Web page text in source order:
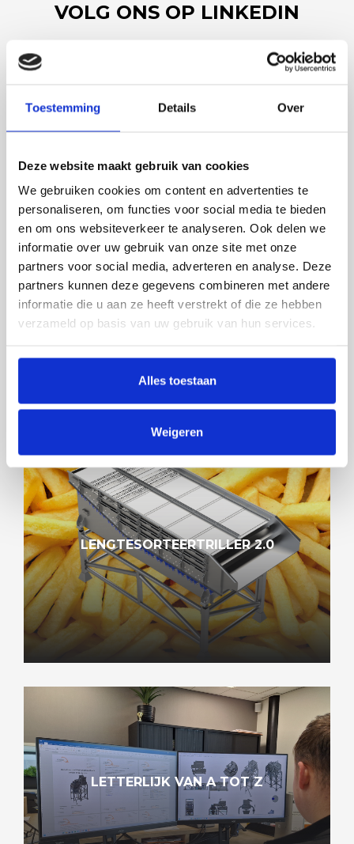
Toestemming Details Over
Deze website maakt gebruik van cookies
We gebruiken cookies om content en advertenties te
personaliseren, om functies voor social media te bieden
en om ons websiteverkeer te analyseren. Ook delen we
informatie over uw gebruik van onze site met onze
partners voor social media, adverteren en analyse. Deze
partners kunnen deze gegevens combineren met andere
informatie die u aan ze heeft verstrekt of die ze hebben
verzameld op basis van uw gebruik van hun services.
Alles toestaan
Weigeren
VOLG ONS OP LINKEDIN
BEKIJK ONZE ANDERE
NIEUWSBERICHTEN
IN ALLE MARKTEN THUIS
LENGTESORTEERTRILLER 2.0
LETTERLIJK VAN A TOT Z